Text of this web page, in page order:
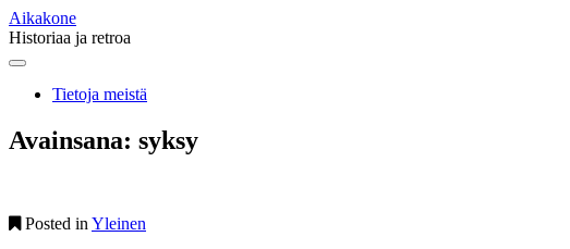
Aikakone
Historiaa ja retroa
Main
Skip
contentTietoja meistä
Avainsana: syksy
Posted in Yleinen